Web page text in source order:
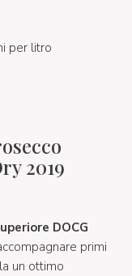
per litro
2019
DOCG
primi
un ottimo